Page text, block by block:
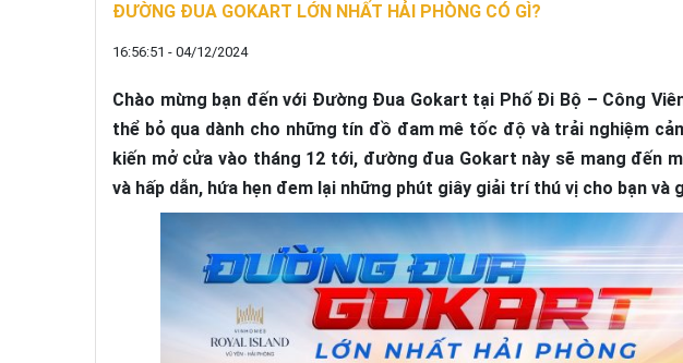
ĐƯỜNG ĐUA GOKART LỚN NHẤT HẢI PHÒNG CÓ GÌ?
16:56:51 - 04/12/2024
Chào mừng bạn đến với Đường Đua Gokart tại Phố Đi Bộ – Công
thể bỏ qua dành cho những tín đồ đam mê tốc độ và trải nghiệm
kiến mở cửa vào tháng 12 tới, đường đua Gokart này sẽ mang đến
và hấp dẫn, hứa hẹn đem lại những phút giây giải trí thú vị cho bạn và